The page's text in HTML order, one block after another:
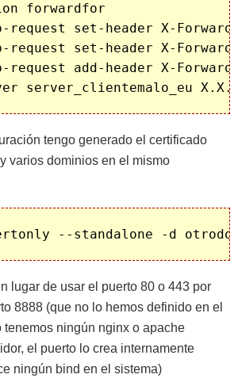
forwardfor
request set-header X-
request set-header X-
request add-header X-
tengo generado el certificado
varios dominios en el mismo
lugar de usar el puerto 80 o 443 por
8888 (que no lo hemos definido en el
tenemos ningún nginx o apache
el puerto lo crea internamente
ningún bind en el sistema)